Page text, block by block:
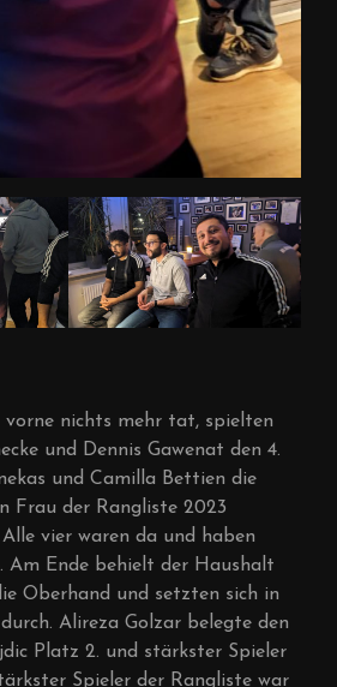
vorne nichts mehr tat, spielten
und Dennis Gawenat den 4.
und Camilla Bettien die
Frau der Rangliste 2023
vier waren da und haben
Am Ende behielt der Haushalt
Oberhand und setzten sich in
Alireza Golzar belegte den
Platz 2. und stärkster Spieler
Spieler der Rangliste war